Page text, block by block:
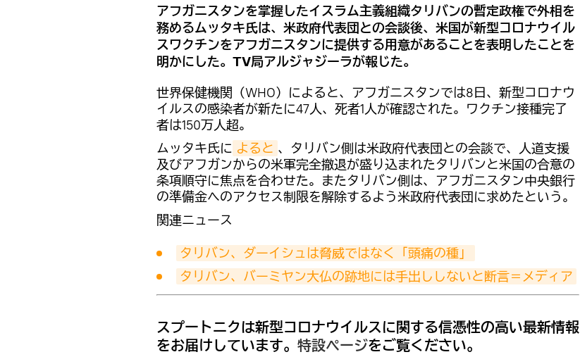
アフガニスタンを掌握したイスラム主義組織タリバンの暫定政権で外相を
務めるムッタキ氏は、米政府代表団との会談後、米国が新型コロナウイル
スワクチンをアフガニスタンに提供する用意があることを表明したことを
明かにした。TV局アルジャジーラが報じた。
世界保健機関（WHO）によると、アフガニスタンでは8日、新型コロナウ
イルスの感染者が新たに47人、死者1人が確認された。ワクチン接種完了
者は150万人超。
ムッタキ氏に よると 、タリバン側は米政府代表団との会談で、人道支援
及びアフガンからの米軍完全撤退が盛り込まれたタリバンと米国の合意の
条項順守に焦点を合わせた。またタリバン側は、アフガニスタン中央銀行
の準備金へのアクセス制限を解除するよう米政府代表団に求めたという。
関連ニュース
タリバン、ダーイシュは脅威ではなく「頭痛の種」
タリバン、バーミヤン大仏の跡地には手出ししないと断言＝メディア
スプートニクは新型コロナウイルスに関する信憑性の高い最新情報
をお届けしています。 特設ページをご覧ください。